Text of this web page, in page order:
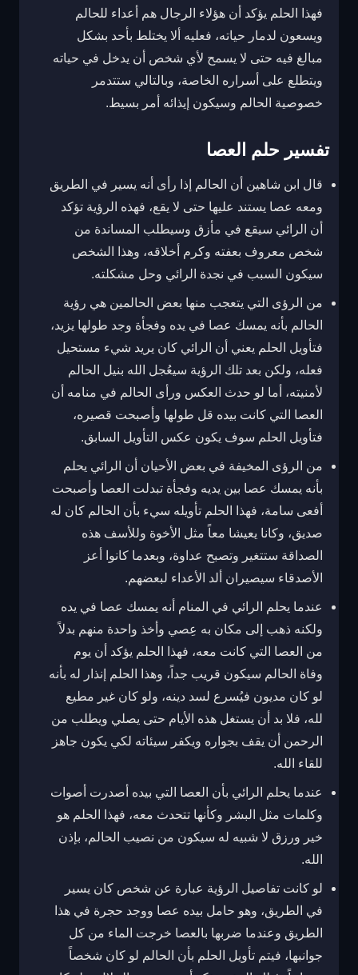
فهذا الحلم يؤكد أن هؤلاء الرجال هم أعداء للحالم
ويسعون لدمار حياته، فعليه ألا يختلط بأحد بشكل
مبالغ فيه حتى لا يسمح لأي شخص أن يدخل في حياته
ويتطلع على أسراره الخاصة، وبالتالي ستتدمر
خصوصية الحالم وسيكون إيذائه أمر بسيط.
تفسير حلم العصا
قال ابن شاهين أن الحالم إذا رأى أنه يسير في الطريق
ومعه عصا يستند عليها حتى لا يقع، فهذه الرؤية تؤكد
أن الرائي سيقع في مأزق وسيطلب المساندة من
شخص معروف بعفته وكرم أخلاقه، وهذا الشخص
سيكون السبب في نجدة الرائي وحل مشكلته.
من الرؤى التي يتعجب منها بعض الحالمين هي رؤية
الحالم بأنه يمسك عصا في يده وفجأة وجد طولها يزيد،
فتأويل الحلم يعني أن الرائي كان يريد شيء مستحيل
فعله، ولكن بعد تلك الرؤية سيعُجل الله بنيل الحالم
لأمنيته، أما لو حدث العكس ورأى الحالم في منامه أن
العصا التي كانت بيده قل طولها وأصبحت قصيره،
فتأويل الحلم سوف يكون عكس التأويل السابق.
من الرؤى المخيفة في بعض الأحيان أن الرائي يحلم
بأنه يمسك عصا بين يديه وفجأة تبدلت العصا وأصبحت
أفعى سامة، فهذا الحلم تأويله سيء بأن الحالم كان له
صديق، وكانا يعيشا معاً مثل الأخوة وللأسف هذه
الصداقة ستتغير وتصبح عداوة، وبعدما كانوا أعز
الأصدقاء سيصيران ألد الأعداء لبعضهم.
عندما يحلم الرائي في المنام أنه يمسك عصا في يده
ولكنه ذهب إلى مكان به عِصي وأخذ واحدة منهم بدلاً
من العصا التي كانت معه، فهذا الحلم يؤكد أن يوم
وفاة الحالم سيكون قريب جداً، وهذا الحلم إنذار له بأنه
لو كان مديون فيُسرع لسد دينه، ولو كان غير مطيع
لله، فلا بد أن يستغل هذه الأيام حتى يصلي ويطلب من
الرحمن أن يقف بجواره ويكفر سيئاته لكي يكون جاهز
للقاء الله.
عندما يحلم الرائي بأن العصا التي بيده أصدرت أصوات
وكلمات مثل البشر وكأنها تتحدث معه، فهذا الحلم هو
خير ورزق لا شبيه له سيكون من نصيب الحالم، بإذن
الله.
لو كانت تفاصيل الرؤية عبارة عن شخص كان يسير
في الطريق، وهو حامل بيده عصا ووجد حجرة في هذا
الطريق وعندما ضربها بالعصا خرجت الماء من كل
جوانبها، فيتم تأويل الحلم بأن الحالم لو كان شخصاً